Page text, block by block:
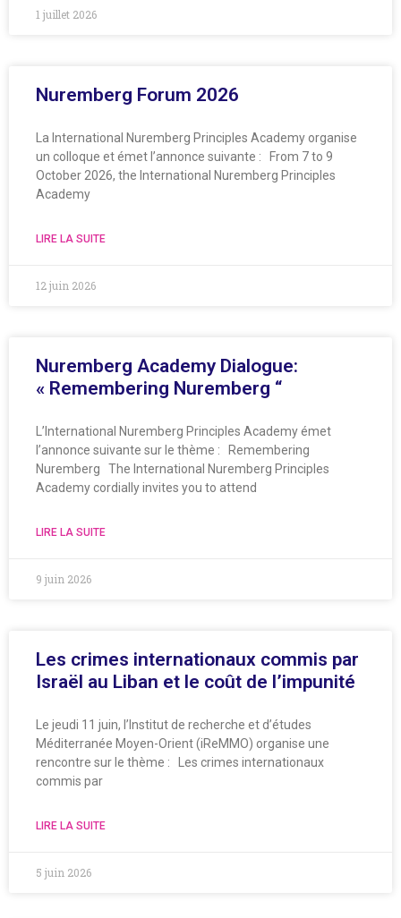
1 juillet 2026
Nuremberg Forum 2026
La International Nuremberg Principles Academy organise
un colloque et émet l’annonce suivante : From 7 to 9
October 2026, the International Nuremberg Principles
Academy
LIRE LA SUITE
12 juin 2026
Nuremberg Academy Dialogue:
« Remembering Nuremberg “
L’International Nuremberg Principles Academy émet
l’annonce suivante sur le thème : Remembering
Nuremberg The International Nuremberg Principles
Academy cordially invites you to attend
LIRE LA SUITE
9 juin 2026
Les crimes internationaux commis par
Israël au Liban et le coût de l’impunité
Le jeudi 11 juin, l’Institut de recherche et d’études
Méditerranée Moyen-Orient (iReMMO) organise une
rencontre sur le thème : Les crimes internationaux
commis par
LIRE LA SUITE
5 juin 2026